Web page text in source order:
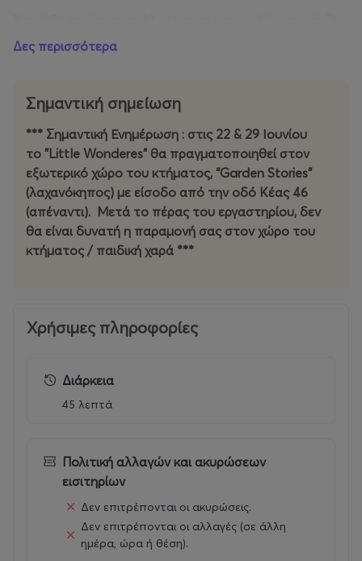
Για βρέφη 3–13 μηνών
Τιμή εισιτηρίου: 15€
Είναι απαραίτητη η αγορά του εισιτηρίου μόνο για τα
παιδιά 💛
Δες περισσότερα
Σημαντική σημείωση
*** Σημαντική Ενημέρωση : στις 22 & 29 Ιουνίου
το "Little Wonderes” θα πραγματοποιηθεί στον
εξωτερικό χώρο του κτήματος, “Garden Stories”
(λαχανόκηπος) με είσοδο από την οδό Κέας 46
(απέναντι). Μετά το πέρας του εργαστηρίου, δεν
θα είναι δυνατή η παραμονή σας στον χώρο του
κτήματος / παιδική χαρά ***
Χρήσιμες πληροφορίες
Διάρκεια
45 λεπτά
Πολιτική αλλαγών και ακυρώσεων
εισιτηρίων
Δεν επιτρέπονται οι ακυρώσεις.
Δεν επιτρέπονται οι αλλαγές (σε άλλη
ημέρα, ώρα ή θέση).